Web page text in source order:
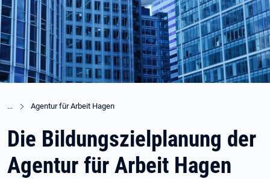
Agentur für Arbeit Hagen
Die Bildungszielplanung der
Agentur für Arbeit Hagen